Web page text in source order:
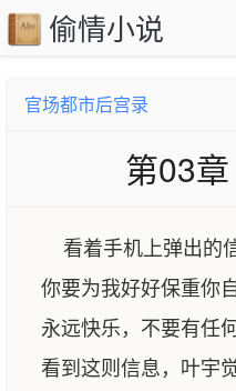
偷情小说
官场都市后宫录
第03
看着手机上弹出的
你要为我好好保重你
永远快乐，不要有任
看到这则信息，叶宇